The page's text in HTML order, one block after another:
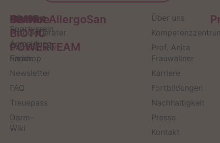
Service
Kontakt
Produktberater
Darmberater
finden
Newsletter
FAQ
Treuepass
Darm-
Wiki
OMNi-
BiOTiC
POWERTEAM
Infos zum
Sportverein
Anmeldung
Fanshop
Institut AllergoSan
Über uns
Prof. Anita
Frauwallner
Karriere
Fortbildungen
Nachhaltigkeit
Presse
Kontakt